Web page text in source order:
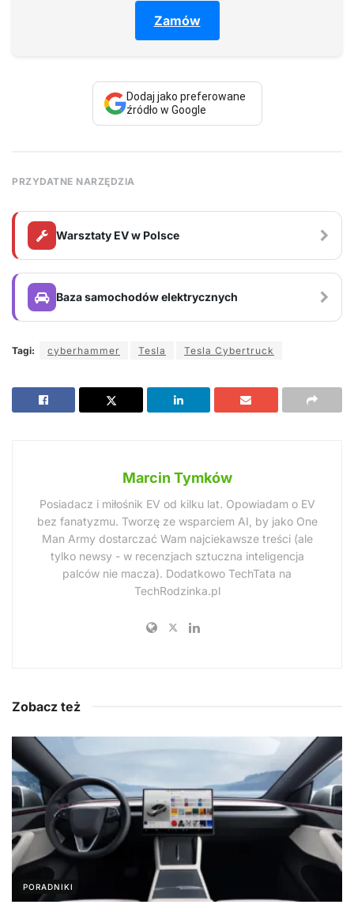
Zamów
Dodaj jako preferowane
źródło w Google
PRZYDATNE NARZĘDZIA
Warsztaty EV w Polsce
Baza samochodów elektrycznych
Tagi: cyberhammer Tesla Tesla Cybertruck
Marcin Tymków
Posiadacz i miłośnik EV od kilku lat. Opowiadam o EV
bez fanatyzmu. Tworzę ze wsparciem AI, by jako One
Man Army dostarczać Wam najciekawsze treści (ale
tylko newsy - w recenzjach sztuczna inteligencja
palców nie macza). Dodatkowo TechTata na
TechRodzinka.pl
Zobacz też
PORADNIKI